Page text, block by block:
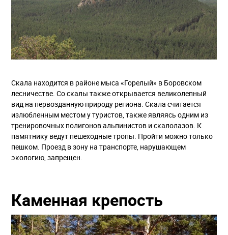
Скала находится в районе мыса «Горелый» в Боровском
лесничестве. Со скалы также открывается великолепный
вид на первозданную природу региона. Скала считается
излюбленным местом у туристов, также являясь одним из
тренировочных полигонов альпинистов и скалолазов. К
памятнику ведут пешеходные тропы. Пройти можно только
пешком. Проезд в зону на транспорте, нарушающем
экологию, запрещен.
Каменная крепость